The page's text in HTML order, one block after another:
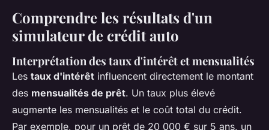
Comprendre les résultats d'un
simulateur de crédit auto
Interprétation des taux d'intérêt et mensualités
Les taux d'intérêt influencent directement le montant
des mensualités de prêt. Un taux plus élevé
augmente les mensualités et le coût total du crédit.
Par exemple, pour un prêt de 20 000 € sur 5 ans, un